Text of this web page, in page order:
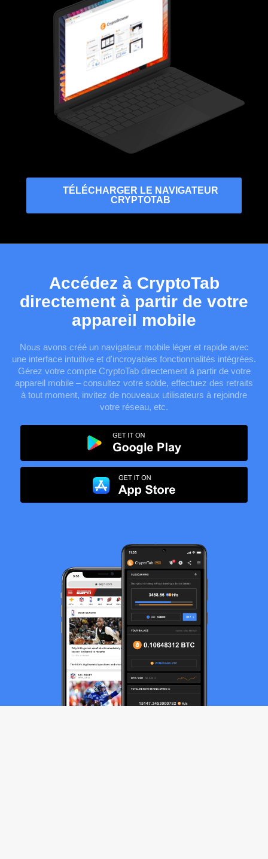
TÉLÉCHARGER LE NAVIGATEUR
CRYPTOTAB
Accédez à CryptoTab
directement à partir de votre
appareil mobile
Nous avons créé un navigateur mobile léger et rapide avec
une interface intuitive et d'incroyables fonctionnalités intégrées.
Gérez votre compte CryptoTab directement à partir de votre
appareil mobile – consultez votre solde, effectuez des retraits
à tout moment, invitez de nouveaux utilisateurs à rejoindre
votre réseau, etc.